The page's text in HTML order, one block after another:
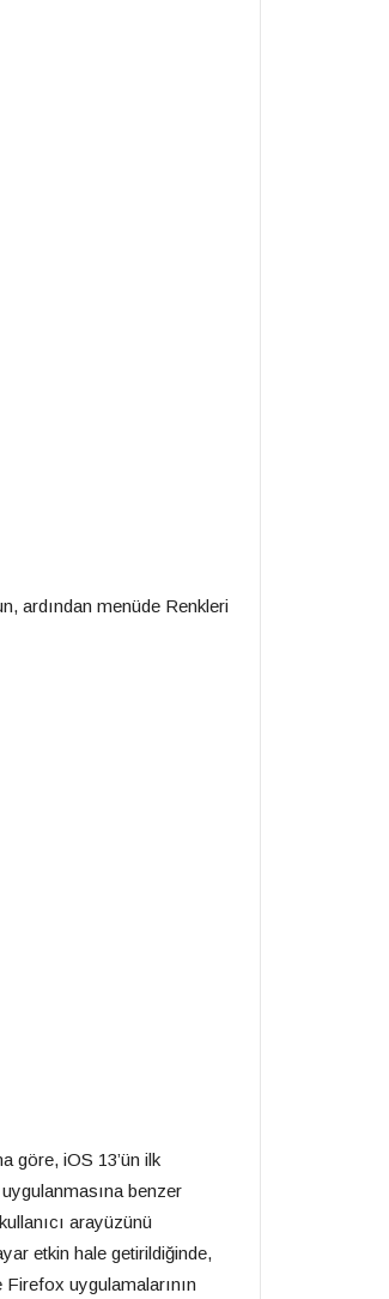
ardından menüde Renkleri
göre, iOS 13’ün ilk
benzer
arayüzünü
etkin hale getirildiğinde,
uygulamalarının